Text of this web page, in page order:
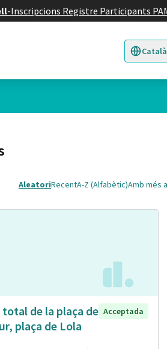
-Inscripcions Registre Participants
Català
Triar la
AleatoriRecentA-Z (Alfabètic)Amb més
de la plaça de
plaça de Lola
Acceptada